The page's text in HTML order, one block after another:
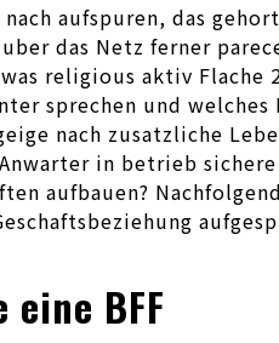
aufspuren, das
das Netz ferner
religious aktiv Flache
sprechen und
nach zusatzliche
in betrieb sichere
aufbauen?
BFF